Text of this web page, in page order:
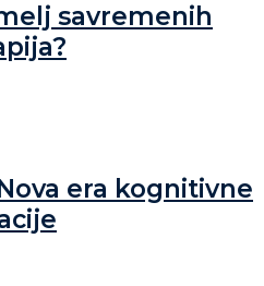
savremenih
era kognitivne